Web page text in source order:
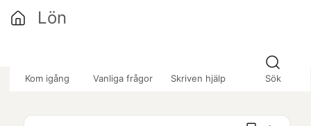
Kom igång Vanliga frågor Skriven hjälp Sök
Lön